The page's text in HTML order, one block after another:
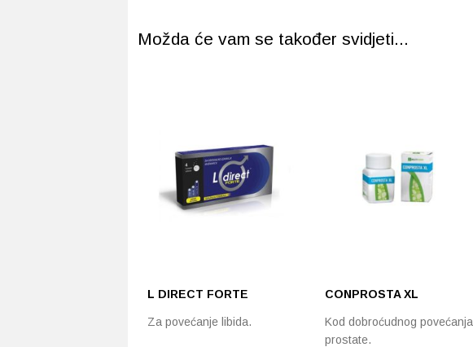
Možda će vam se također svidjeti...
L DIRECT FORTE
Za povećanje libida.
CONPROSTA XL
Kod dobroćudnog povećanja
prostate.